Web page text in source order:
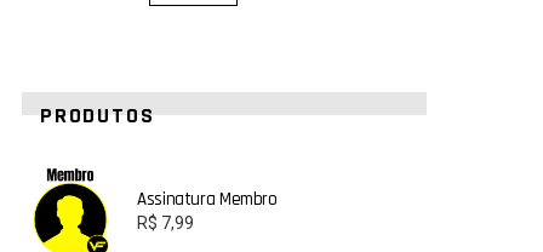
PRODUTOS
Assinatura Membro
R$ 7,99